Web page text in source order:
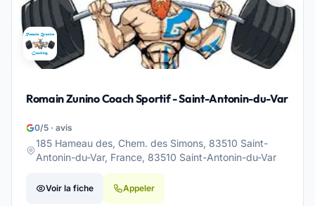
Romain Zunino Coach Sportif - Saint-Antonin-du-Var
0/5 · avis
185 Hameau des, Chem. des Simons, 83510 Saint-
Antonin-du-Var, France, 83510 Saint-Antonin-du-Var
Voir la fiche Appeler